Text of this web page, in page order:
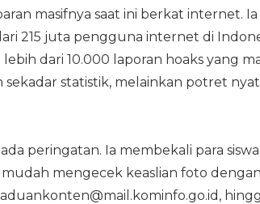
masifnya saat ini berkat internet.
215 juta pengguna internet di
dari 10.000 laporan hoaks yang
statistik, melainkan potret
peringatan. Ia membekali para
mengecek keaslian foto